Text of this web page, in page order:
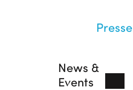
Presse
News &
Events